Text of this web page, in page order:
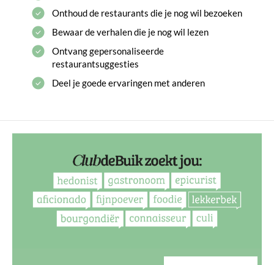
Onthoud de restaurants die je nog wil bezoeken
Bewaar de verhalen die je nog wil lezen
Ontvang gepersonaliseerde
restaurantsuggesties
Deel je goede ervaringen met anderen